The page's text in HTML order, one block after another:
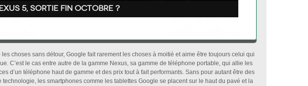
5, sortie fin octobre ?
les choses sans détour, Google fait rarement les choses à moitié et aime être toujours celui qui
C’est le cas entre autre de la gamme Nexus, sa gamme de téléphone portable, qui allie les
d’un téléphone haut de gamme et des prix tout à fait performants. Sans pour autant être des
technologie, les smartphones comme les tablettes Google se placent sur le haut du pavé et la